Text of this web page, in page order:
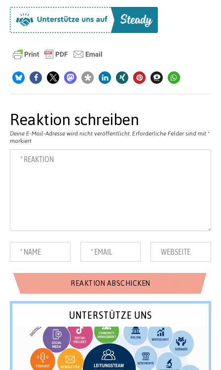
Reaktion schreiben
Deine E-Mail-Adresse wird nicht veröffentlicht. Erforderliche Felder sind mit *
markiert
UNTERSTÜTZE UNS